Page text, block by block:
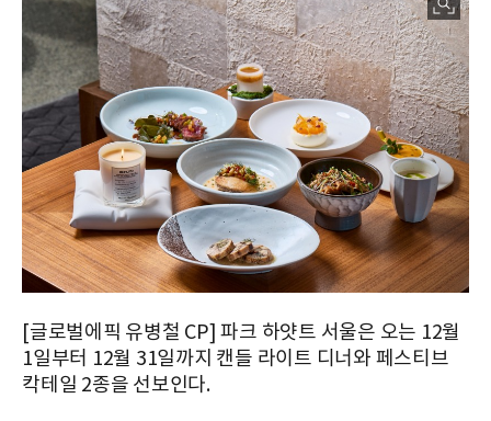
[글로벌에픽 유병철 CP] 파크 하얏트 서울은 오는 12월
1일부터 12월 31일까지 캔들 라이트 디너와 페스티브
칵테일 2종을 선보인다.